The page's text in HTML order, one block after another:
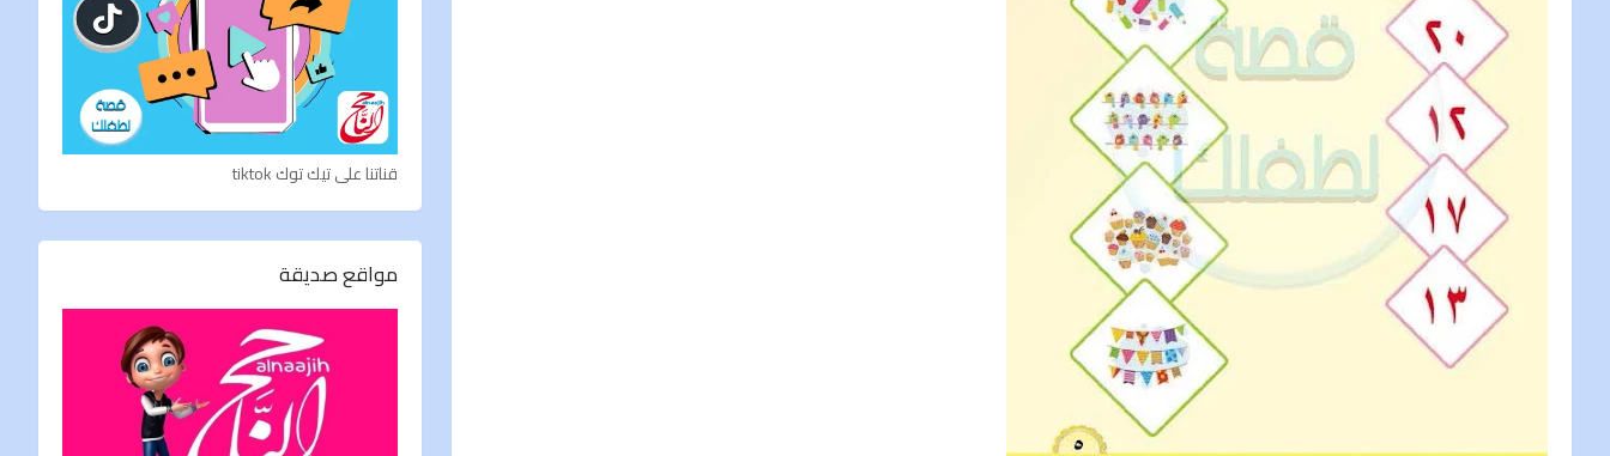
قناتنا على تيك توك tiktok
مواقع صديقة